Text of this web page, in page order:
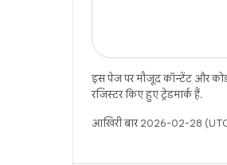
इस पेज पर मौजूद कॉन्टेंट और
रजिस्टर किए हुए ट्रेडमार्क हैं.
आखिरी बार 2026-02-28